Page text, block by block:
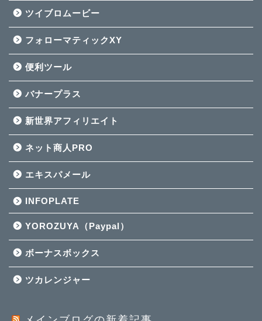
ツイブロムービー
フォローマティックXY
便利ツール
バナープラス
新世界アフィリエイト
ネット商人PRO
エキスパメール
INFOPLATE
YOROZUYA（Paypal）
ボーナスボックス
ツカレンジャー